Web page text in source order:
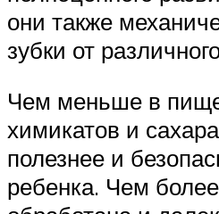
они также
зубки от
Чем меньше в
химикатов и
полезнее и
ребенка. Чем